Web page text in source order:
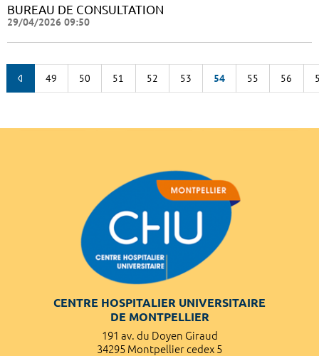
BUREAU DE CONSULTATION
29/04/2026 09:50
49 50 51 52 53 54 55 56
CENTRE HOSPITALIER UNIVERSITAIRE
DE MONTPELLIER
191 av. du Doyen Giraud
34295 Montpellier cedex 5